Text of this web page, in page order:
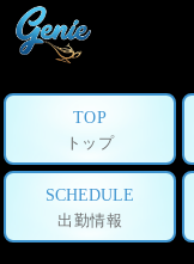
TOP
トップ
SCHEDULE
出勤情報